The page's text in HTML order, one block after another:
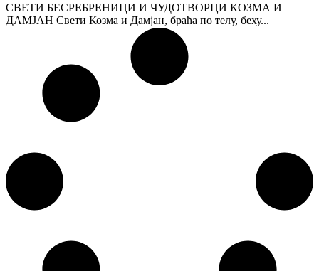
СВЕТИ БЕСРЕБРЕНИЦИ И ЧУДОТВОРЦИ КОЗМА И
ДАМЈАН Свети Козма и Дамјан, браћа по телу, беху...